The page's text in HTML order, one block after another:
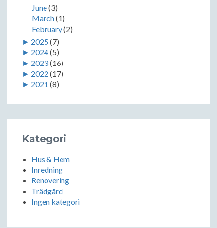
June(3)
March(1)
February(2)
► 2025 (7)
► 2024(5)
► 2023(16)
► 2022 (17)
► 2021 (8)
Kategori
Hus & Hem
Inredning
Renovering
Trädgård
Ingen kategori